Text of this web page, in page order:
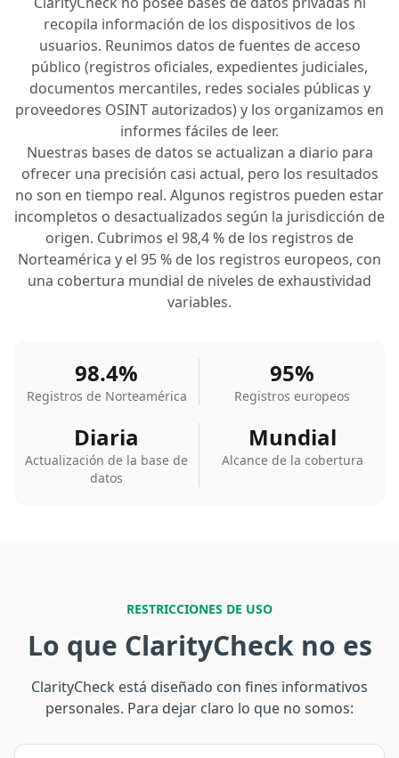
recopila información de los dispositivos de los
usuarios. Reunimos datos de fuentes de acceso
público (registros oficiales, expedientes judiciales,
documentos mercantiles, redes sociales públicas y
proveedores OSINT autorizados) y los organizamos en
informes fáciles de leer.
Nuestras bases de datos se actualizan a diario para
ofrecer una precisión casi actual, pero los resultados
no son en tiempo real. Algunos registros pueden estar
incompletos o desactualizados según la jurisdicción de
origen. Cubrimos el 98,4 % de los registros de
Norteamérica y el 95 % de los registros europeos, con
una cobertura mundial de niveles de exhaustividad
variables.
98.4%
Registros de Norteamérica
95%
Registros europeos
Diaria
Actualización de la base de
datos
Mundial
Alcance de la cobertura
RESTRICCIONES DE USO
Lo que ClarityCheck no es
ClarityCheck está diseñado con fines informativos
personales. Para dejar claro lo que no somos: